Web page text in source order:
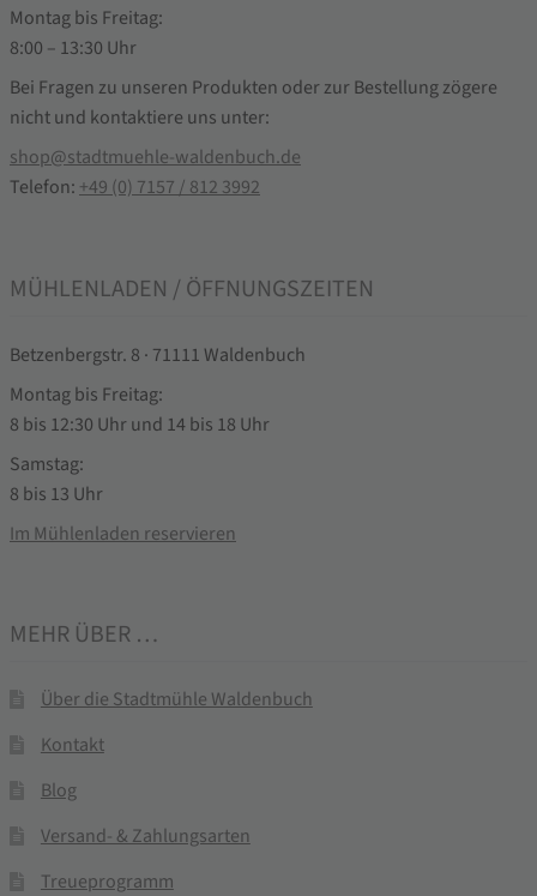
Montag bis Freitag:
8:00 – 13:30 Uhr
Bei Fragen zu unseren Produkten oder zur Bestellung zögere
nicht und kontaktiere uns unter:
shop@stadtmuehle-waldenbuch.de
Telefon: +49 (0) 7157 / 812 3992
MÜHLENLADEN / ÖFFNUNGSZEITEN
Betzenbergstr. 8 · 71111 Waldenbuch
Montag bis Freitag:
8 bis 12:30 Uhr und 14 bis 18 Uhr
Samstag:
8 bis 13 Uhr
Im Mühlenladen reservieren
MEHR ÜBER …
Über die Stadtmühle Waldenbuch
Kontakt
Blog
Versand- & Zahlungsarten
Treueprogramm